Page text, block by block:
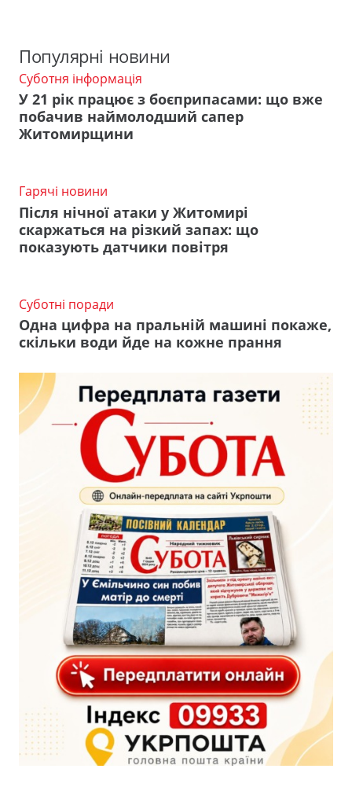
Популярні новини
Суботня інформація
У 21 рік працює з боєприпасами: що вже
побачив наймолодший сапер
Житомирщини
Гарячі новини
Після нічної атаки у Житомирі
скаржаться на різкий запах: що
показують датчики повітря
Суботні поради
Одна цифра на пральній машині покаже,
скільки води йде на кожне прання